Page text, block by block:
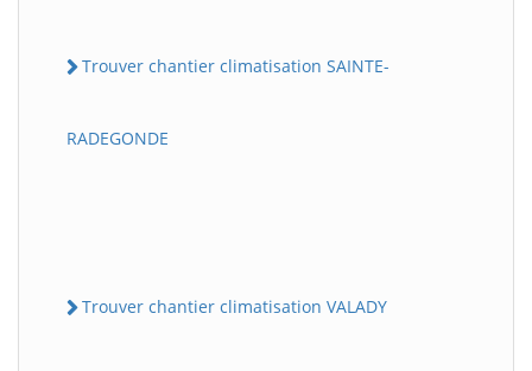
Trouver chantier climatisation SAINTE-
RADEGONDE
Trouver chantier climatisation VALADY